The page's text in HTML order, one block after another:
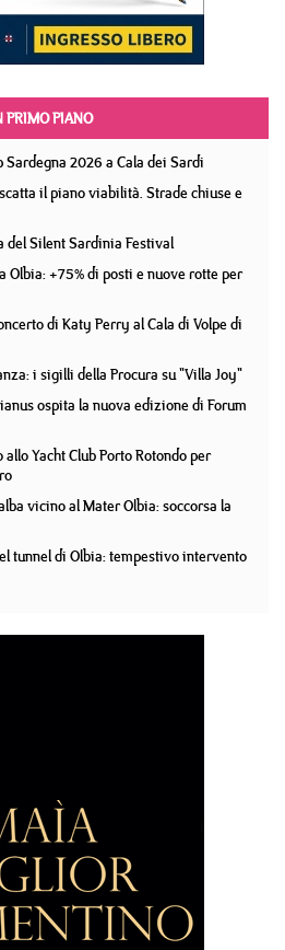
PRIMO PIANO
Sardegna 2026 a Cala dei Sardi
il piano viabilità. Strade chiuse e
del Silent Sardinia Festival
Olbia: +75% di posti e nuove rotte per
di Katy Perry al Cala di Volpe di
i sigilli della Procura su "Villa Joy"
ospita la nuova edizione di Forum
Yacht Club Porto Rotondo per
vicino al Mater Olbia: soccorsa la
tunnel di Olbia: tempestivo intervento